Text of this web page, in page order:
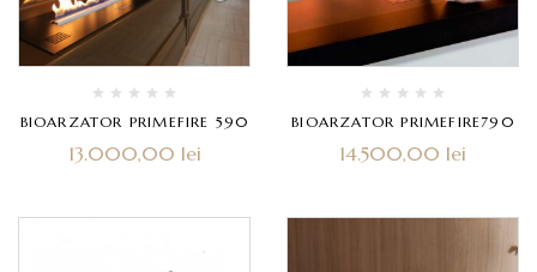
BIOARZATOR PRIMEFIRE 590
13.000,00 lei
BIOARZATOR PRIMEFIRE790
14.500,00 lei